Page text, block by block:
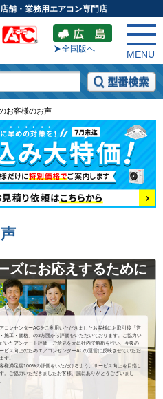
舗・業務用エアコン専門店
全国版へ
MENU
お客様のお声
ズにお応えするために
コンセンターACをご利用いただきましたお客様にお取引後「営
施工・価格」の3方面から評価をいただいております。ご協力い
いたアンケート評価・ご意見を元に社内で解析を行い、今後の
ビス向上のためエアコンセンターACの運営に反映させていただ
す。
様満足度100%の評価をいただけるよう、サービス向上を目指し
。ご協力いただきましたお客様、誠にありがとうございまし